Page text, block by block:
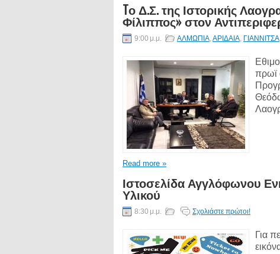
Tο Δ.Σ. της Ιστορικής
Φίλιππος» στον
9:00 μ.μ. ΑΛΜΩΠΙΑ,ΑΡΙΔΑΙΑ, ΓΙΑΝΝΙΤΣΑ
πρωϊ
Read more »
Ιστοσελίδα Αγγλόφωνου
Υλικού
8:30 μ.μ. Σχολιάστε πρώτοι!
Για